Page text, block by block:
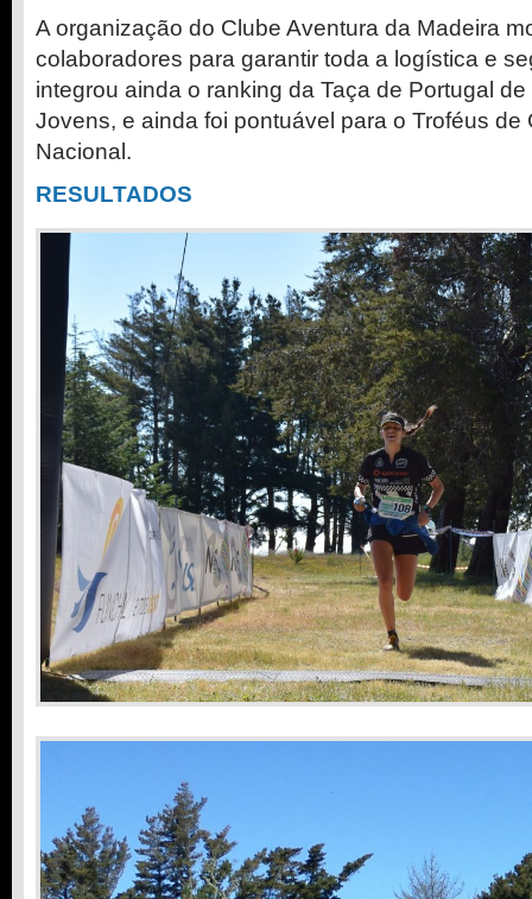
A organização do Clube Aventura da Madeira
colaboradores para garantir toda a logística e
integrou ainda o ranking da Taça de Portugal
Jovens, e ainda foi pontuável para o Troféus de
Nacional.
RESULTADOS